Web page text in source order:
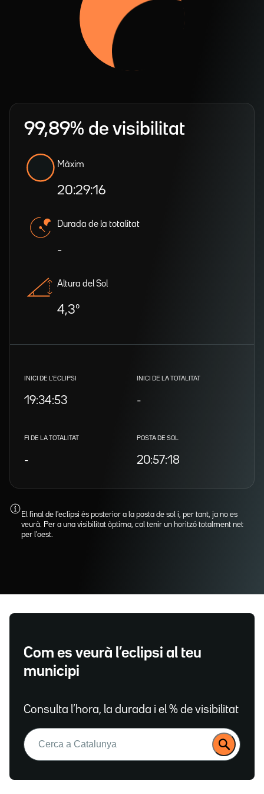
99,89% de visibilitat
Màxim
20:29:16
Durada de la totalitat
-
Altura del Sol
4,3º
INICI DE L'ECLIPSI
19:34:53
INICI DE LA TOTALITAT
-
FI DE LA TOTALITAT
-
POSTA DE SOL
20:57:18
El final de l'eclipsi és posterior a la posta de sol i, per tant, ja no es
veurà. Per a una visibilitat òptima, cal tenir un horitzó totalment net
per l'oest.
Com es veurà l’eclipsi al teu
municipi
Consulta l’hora, la durada i el % de visibilitat
Buscar: